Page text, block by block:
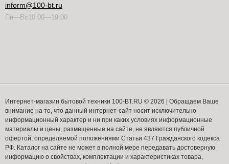
inform@100-bt.ru
Пн—Вс10:00—19:00
Интернет-магазин бытовой техники 100-BT.RU © 2026 | Обращаем Ваше
внимание на то, что данный интернет-сайт носит исключительно
информационный характер и ни при каких условиях информационные
материалы и цены, размещенные на сайте, не являются публичной
офертой, определяемой положениями Статьи 437 Гражданского кодекса
РФ. Каталог на сайте не может в полной мере передавать достоверную
информацию о свойствах, комплектации и характеристиках товара,